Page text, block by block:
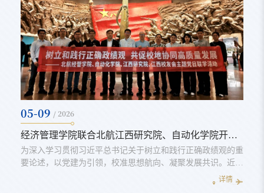
05-09 / 2026
经济管理学院联合北航江西研究院、自动化学院开展树立和践行正确政绩观学习教育主题党日联学活动
为深入学习贯彻习近平总书记关于树立和践行正确政绩观的重
要论述，以党建为引领，校准思想航向、凝聚发展共识。近
日，北航经管学院联合北航江西研究院、自动化学院、江西校
友会共同开展“树立和践行正确政绩观 共促校地协同高质量发
详情